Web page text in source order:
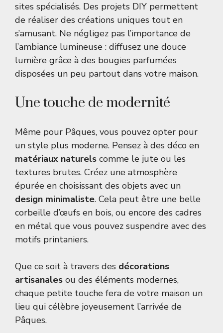
sites spécialisés. Des projets DIY permettent
de réaliser des créations uniques tout en
s’amusant. Ne négligez pas l’importance de
l’ambiance lumineuse : diffusez une douce
lumière grâce à des bougies parfumées
disposées un peu partout dans votre maison.
Une touche de modernité
Même pour Pâques, vous pouvez opter pour
un style plus moderne. Pensez à des déco en
matériaux naturels comme le jute ou les
textures brutes. Créez une atmosphère
épurée en choisissant des objets avec un
design minimaliste. Cela peut être une belle
corbeille d’œufs en bois, ou encore des cadres
en métal que vous pouvez suspendre avec des
motifs printaniers.
Que ce soit à travers des décorations
artisanales ou des éléments modernes,
chaque petite touche fera de votre maison un
lieu qui célèbre joyeusement l’arrivée de
Pâques.